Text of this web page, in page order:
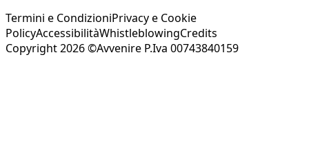
Termini e CondizioniPrivacy e Cookie
PolicyAccessibilitàWhistleblowingCredits
Copyright 2026 ©Avvenire P.Iva 00743840159